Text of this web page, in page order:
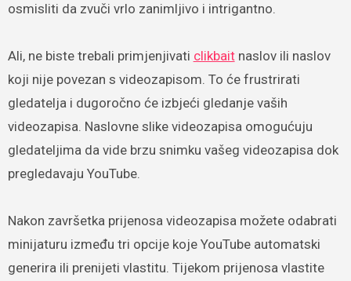
osmisliti da zvuči vrlo zanimljivo i intrigantno.
Ali, ne biste trebali primjenjivati clikbaitnaslov ili naslov
koji nije povezan s videozapisom. To će frustrirati
gledatelja i dugoročno će izbjeći gledanje vaših
videozapisa. Naslovne slike videozapisa omogućuju
gledateljima da vide brzu snimku vašeg videozapisa dok
pregledavaju YouTube.
Nakon završetka prijenosa videozapisa možete odabrati
minijaturu između tri opcije koje YouTube automatski
generira ili prenijeti vlastitu. Tijekom prijenosa vlastite